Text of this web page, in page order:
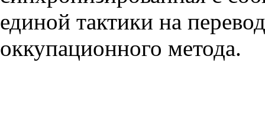
единой тактики на
оккупационного метода.